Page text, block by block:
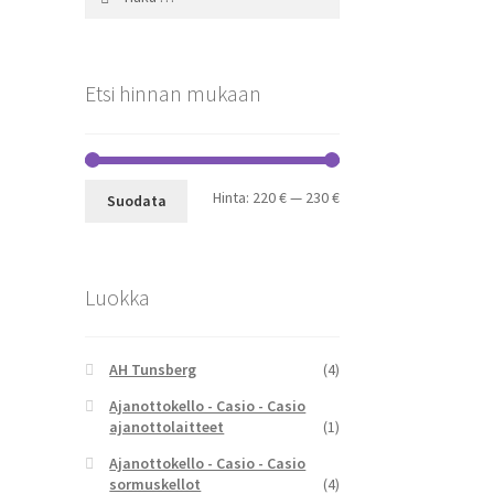
Etsi hinnan mukaan
Minimihinta
Maksimihinta
Suodata Hinta: 220 €— 230 €
Luokka
AH Tunsberg
(4)
Ajanottokello - Casio - Casio
ajanottolaitteet
(1)
Ajanottokello - Casio - Casio
sormuskellot
(4)